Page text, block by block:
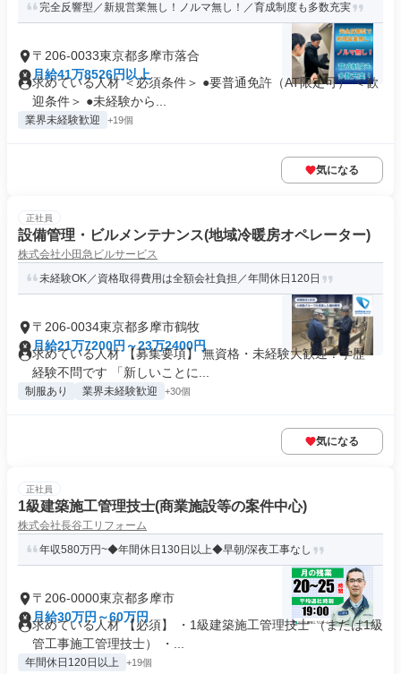
完全反響型／新規営業無し！ノルマ無し！／育成制度も多数充実
〒206-0033東京都多摩市落合
月給41万8526円以上
求めている人材 ＜必須条件＞ ●要普通免許（AT限定可） ＜歓
迎条件＞ ●未経験から...
業界未経験歓迎 +19個
気になる
正社員
設備管理・ビルメンテナンス(地域冷暖房オペレーター)
株式会社小田急ビルサービス
未経験OK／資格取得費用は全額会社負担／年間休日120日
〒206-0034東京都多摩市鶴牧
月給21万7200円～23万2400円
求めている人材 【募集要項】 無資格・未経験大歓迎！学歴・
経験不問です 「新しいことに...
制服あり 業界未経験歓迎 +30個
気になる
正社員
1級建築施工管理技士(商業施設等の案件中心)
株式会社長谷工リフォーム
年収580万円~◆年間休日130日以上◆早朝/深夜工事なし
〒206-0000東京都多摩市
月給30万円～60万円
求めている人材 【必須】 ・1級建築施工管理技士 （または1級
管工事施工管理技士） ・...
年間休日120日以上 +19個